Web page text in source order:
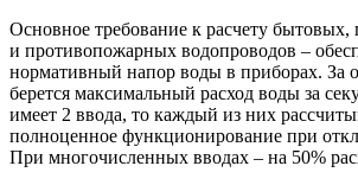
Основное требование к расчету бытовых,
и противопожарных водопроводов –
нормативный напор воды в приборах. За
берется максимальный расход воды за
имеет 2 ввода, то каждый из них
полноценное функционирование при
При многочисленных вводах – на 50%